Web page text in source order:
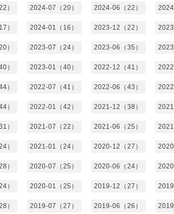
） 2024-07（20） 2024-06（22）
） 2024-01（16） 2023-12（22）
） 2023-07（24） 2023-06（35）
） 2023-01（40） 2022-12（41）
） 2022-07（41） 2022-06（43）
） 2022-01（42） 2021-12（38）
） 2021-07（22） 2021-06（25）
） 2021-01（24） 2020-12（27）
） 2020-07（25） 2020-06（24）
） 2020-01（25） 2019-12（27）
） 2019-07（27） 2019-06（26）